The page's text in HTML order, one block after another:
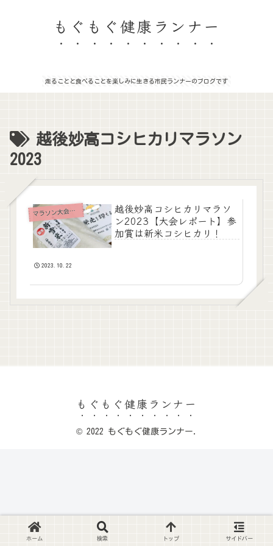
もぐもぐ健康ランナー
走ることと食べることを楽しみに生きる市民ランナーのブログです
越後妙高コシヒカリマラソン
2023
マラソン大会レポート
越後妙高コシヒカリマラソ
ン2023【大会レポート】参
加賞は新米コシヒカリ！
2023.10.22
もぐもぐ健康ランナー
© 2022 もぐもぐ健康ランナー.
ホーム 検索 トップ サイドバー